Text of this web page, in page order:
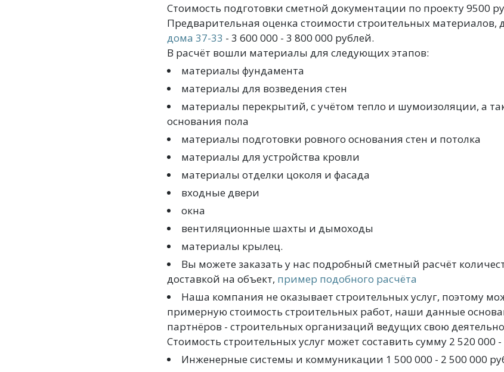
Стоимость подготовки сметной документации по проекту 9500
Предварительная оценка стоимости строительных материалов,
дома 37-33 - 3 600 000 - 3 800 000 рублей.
В расчёт вошли материалы для следующих этапов:
материалы фундамента
материалы для возведения стен
материалы перекрытий, с учётом тепло и шумоизоляции, а
основания пола
материалы подготовки ровного основания стен и потолка
материалы для устройства кровли
материалы отделки цоколя и фасада
входные двери
окна
вентиляционные шахты и дымоходы
материалы крылец.
Вы можете заказать у нас подробный сметный расчёт
доставкой на объект, пример подобного расчёта
Наша компания не оказывает строительных услуг, поэтому
примерную стоимость строительных работ, наши данные
партнёров - строительных организаций ведущих свою
Стоимость строительных услуг может составить сумму 2 520 000
Инженерные системы и коммуникации 1 500 000 - 2 500 000